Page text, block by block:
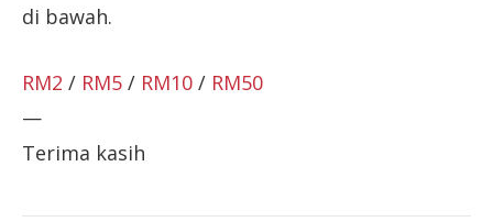
di bawah.
RM2 / RM5 / RM10 / RM50
—
Terima kasih